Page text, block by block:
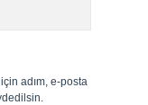
adım, e-posta